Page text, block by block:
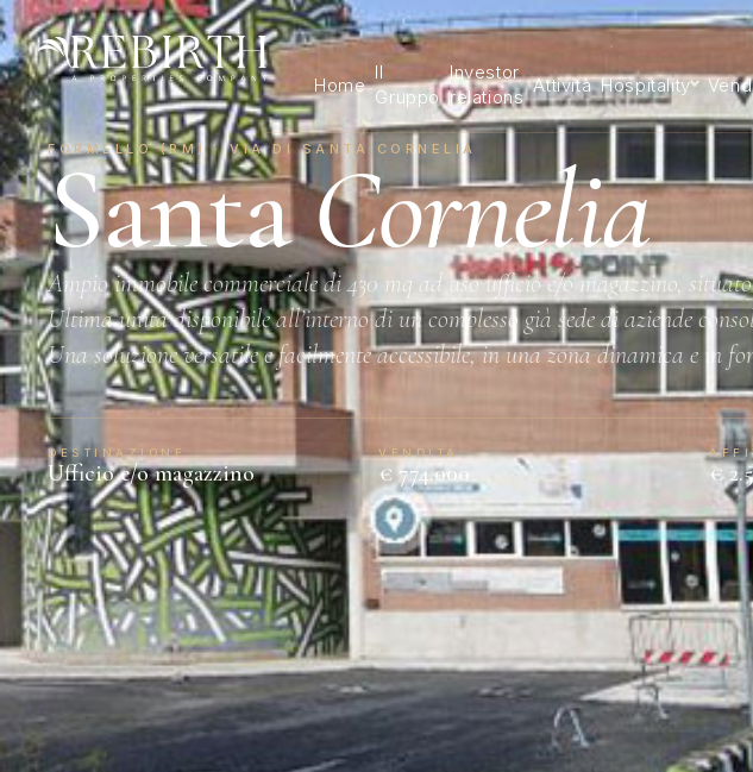
Home
Il
Gruppo
Investor
relations
Attività Hospitality
FORMELLO (RM) · VIA DI SANTA CORNELIA
SantaCornelia
Ampio immobile commerciale di 430 mq ad uso ufficio e/o magazzino,
Ultima unità disponibile all’interno di un complesso già sede di aziende
Una soluzione versatile e facilmente accessibile, in una zona dinamica e in
DESTINAZIONE
Ufficio e/o magazzino
VENDITA
€ 774.000 €